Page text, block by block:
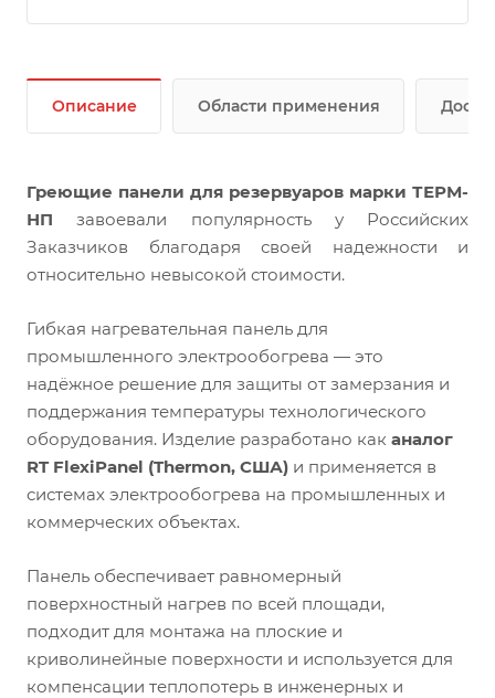
Описание Области применения
Греющие панели для резервуаров марки ТЕРМ-
НП завоевали популярность у Российских
Заказчиков благодаря своей надежности и
относительно невысокой стоимости.
Гибкая нагревательная панель для
промышленного электрообогрева — это
надёжное решение для защиты от замерзания и
поддержания температуры технологического
оборудования. Изделие разработано как аналог
RT FlexiPanel (Thermon, США) и применяется в
системах электрообогрева на промышленных и
коммерческих объектах.
Панель обеспечивает равномерный
поверхностный нагрев по всей площади,
подходит для монтажа на плоские и
криволинейные поверхности и используется для
компенсации теплопотерь в инженерных и